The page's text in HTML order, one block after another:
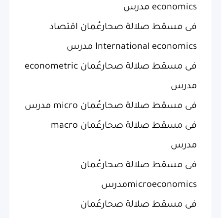
economics مدرس
فى مسقط صلالة صحارعُمان اقتصاد
International economics مدرس
فى مسقط صلالة صحارعُمان econometric
مدرس
فى مسقط صلالة صحارعُمان micro مدرس
فى مسقط صلالة صحارعُمان macro
مدرس
فى مسقط صلالة صحارعُمان
microeconomicsمدرس
فى مسقط صلالة صحارعُمان